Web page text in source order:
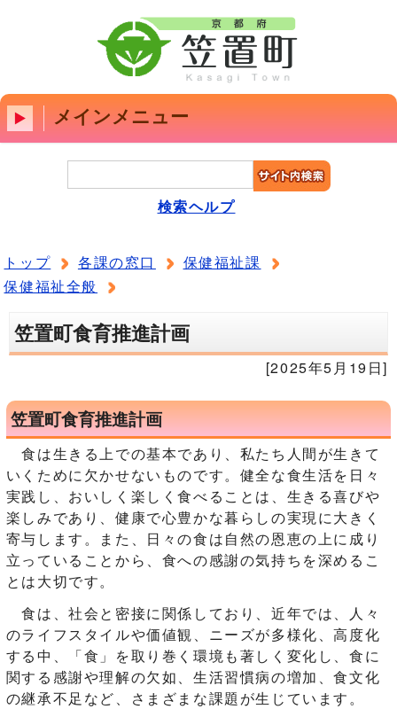
メインメニュー
検索ヘルプ
トップ 各課の窓口
保健福祉課
保健福祉全般
笠置町食育推進計画
[2025年5月19日]
笠置町食育推進計画
食は生きる上での基本であり、私たち人間が生きて
いくために欠かせないものです。健全な食生活を日々
実践し、おいしく楽しく食べることは、生きる喜びや
楽しみであり、健康で心豊かな暮らしの実現に大きく
寄与します。また、日々の食は自然の恩恵の上に成り
立っていることから、食への感謝の気持ちを深めるこ
とは大切です。
食は、社会と密接に関係しており、近年では、人々
のライフスタイルや価値観、ニーズが多様化、高度化
する中、「食」を取り巻く環境も著しく変化し、食に
関する感謝や理解の欠如、生活習慣病の増加、食文化
の継承不足など、さまざまな課題が生じています。